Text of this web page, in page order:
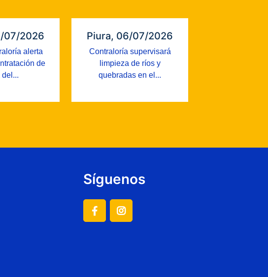
07/2026
alerta
de
del...
Piura, 06/07/2026
Contraloría supervisará
limpieza de ríos y
quebradas en el...
Síguenos